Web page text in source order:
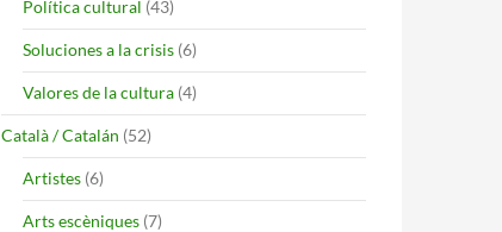
Política cultural (43)
Soluciones a la crisis (6)
Valores de la cultura (4)
Català / Catalán (52)
Artistes (6)
Arts escèniques (7)